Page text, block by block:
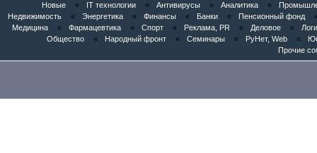
Новые « IT технологии « Антивирусы « Аналитика «
Недвижимость
« Энергетика « Финансы « Банки « Пенсионный фонд
Медицина
« Фармацевтика « Спорт « Реклама, PR « Деловое «
Общество
« Народный фронт « Семинары « РуНет, Web «
Прочие